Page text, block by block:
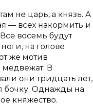
не царь, а князь. А
— всех накормить и
восемь будут
на голове
же мотив
медвежат. В
они тридцать лет,
бочку. Однажды на
княжество.